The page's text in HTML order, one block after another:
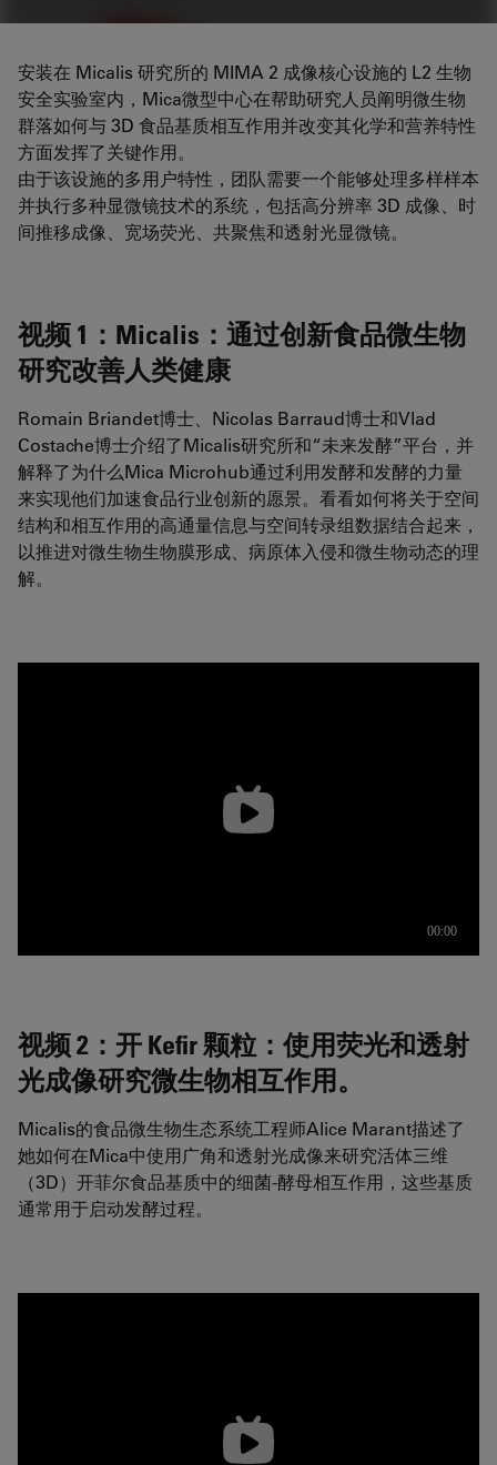
安装在 Micalis 研究所的 MIMA 2 成像核心设施的 L2 生物
安全实验室内，Mica微型中心在帮助研究人员阐明微生物
群落如何与 3D 食品基质相互作用并改变其化学和营养特性
方面发挥了关键作用。
由于该设施的多用户特性，团队需要一个能够处理多样样本
并执行多种显微镜技术的系统，包括高分辨率 3D 成像、时
间推移成像、宽场荧光、共聚焦和透射光显微镜。
视频 1：Micalis：通过创新食品微生物
研究改善人类健康
Romain Briandet博士、Nicolas Barraud博士和Vlad
Costache博士介绍了Micalis研究所和“未来发酵”平台，并
解释了为什么Mica Microhub通过利用发酵和发酵的力量
来实现他们加速食品行业创新的愿景。看看如何将关于空间
结构和相互作用的高通量信息与空间转录组数据结合起来，
以推进对微生物生物膜形成、病原体入侵和微生物动态的理
解。
视频 2：开 Kefir 颗粒：使用荧光和透射
光成像研究微生物相互作用。
Micalis的食品微生物生态系统工程师Alice Marant描述了
她如何在Mica中使用广角和透射光成像来研究活体三维
（3D）开菲尔食品基质中的细菌-酵母相互作用，这些基质
通常用于启动发酵过程。